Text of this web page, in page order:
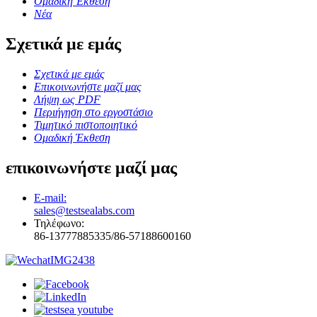
Νέα
Σχετικά με εμάς
Σχετικά με εμάς
Επικοινωνήστε μαζί μας
Λήψη ως PDF
Περιήγηση στο εργοστάσιο
Τιμητικό πιστοποιητικό
Ομαδική Έκθεση
επικοινωνήστε μαζί μας
E-mail:
sales@testsealabs.com
Τηλέφωνο:
86-13777885335/86-57188600160